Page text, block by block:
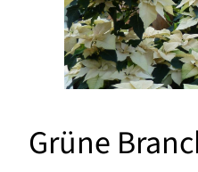
Grüne